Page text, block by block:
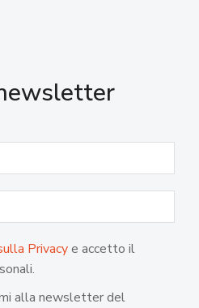
Privacye accetto il
alla newsletter del